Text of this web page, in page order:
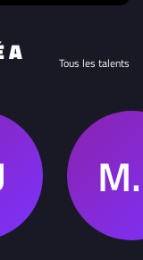
A Tous les talents